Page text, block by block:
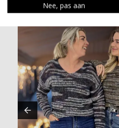
Nee, pas aan